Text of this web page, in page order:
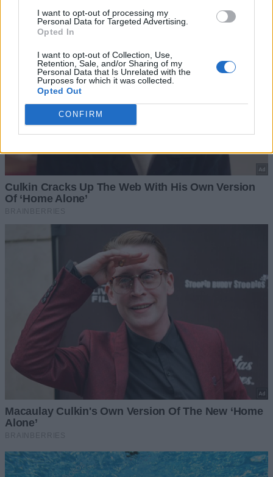
I want to opt-out of processing my
Personal Data for Targeted Advertising.
Opted In
I want to opt-out of Collection, Use,
Retention, Sale, and/or Sharing of my
Personal Data that Is Unrelated with the
Purposes for which it was collected.
Opted Out
CONFIRM